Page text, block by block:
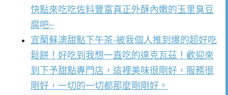
快點來吃吃佐料豐富真正外酥內嫩的玉里臭豆
腐吧~
宜蘭蘇澳甜點下午茶-被我個人推到爆的超好吃
鬆餅！好吃到我想一直吃的達克瓦茲！歡迎來
到下予甜點專門店，這裡美味很剛好，服務很
剛好，一切的一切都那麼剛剛好。